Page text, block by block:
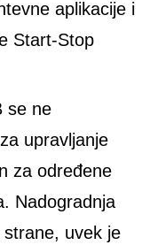
aplikacije i
Start-Stop
se ne
upravljanje
za određene
Nadogradnja
uvek je